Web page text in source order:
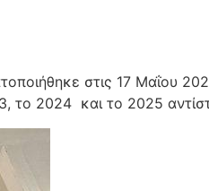
στις 17 Μαΐου
το 2024 και το 2025